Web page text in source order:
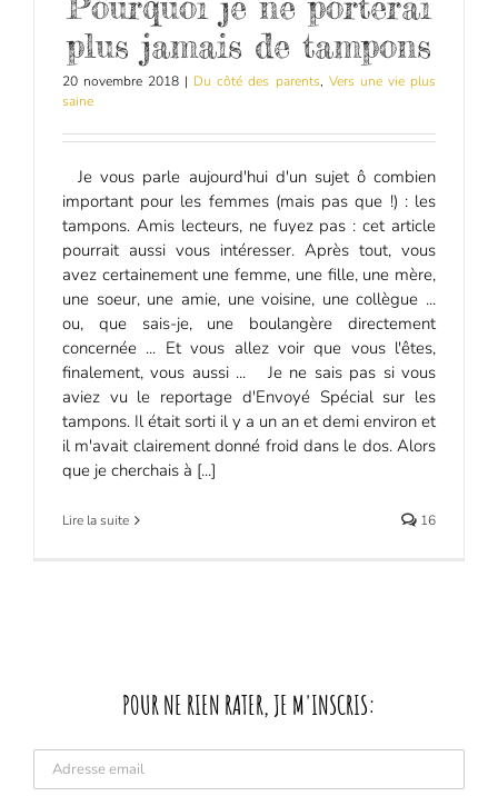
plus jamais de tampons
20 novembre 2018 | Du côté des parents, Vers une vie plus
saine
Je vous parle aujourd'hui d'un sujet ô combien
important pour les femmes (mais pas que !) : les
tampons. Amis lecteurs, ne fuyez pas : cet article
pourrait aussi vous intéresser. Après tout, vous
avez certainement une femme, une fille, une mère,
une soeur, une amie, une voisine, une collègue ...
ou, que sais-je, une boulangère directement
concernée ... Et vous allez voir que vous l'êtes,
finalement, vous aussi ... Je ne sais pas si vous
aviez vu le reportage d'Envoyé Spécial sur les
tampons. Il était sorti il y a un an et demi environ et
il m'avait clairement donné froid dans le dos. Alors
que je cherchais à [...]
Lire la suite 16
POUR NE RIEN RATER, JE M'INSCRIS: